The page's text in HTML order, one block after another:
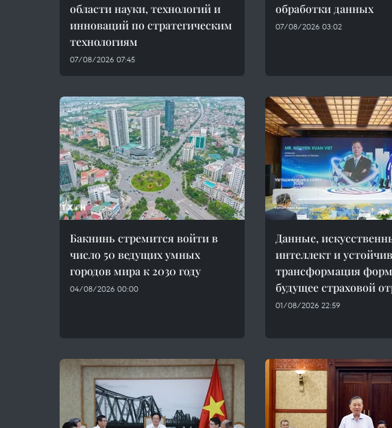
области науки, технологий и
инноваций по стратегическим
технологиям
07/08/2026 07:45
обработки данных
07/08/2026 03:02
Бакнинь стремится войти в
число 50 ведущих умных
городов мира к 2030 году
04/08/2026 00:00
Данные,
интеллект и
трансформация
будущее страховой
01/08/2026 22:59